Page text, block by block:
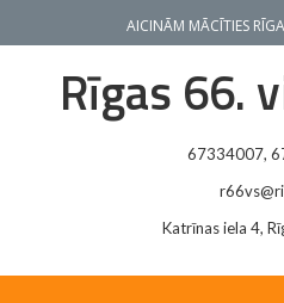
AICINĀM MĀCĪTIES
Rīgas 66.
67334007,
Katrīnas iela 4,